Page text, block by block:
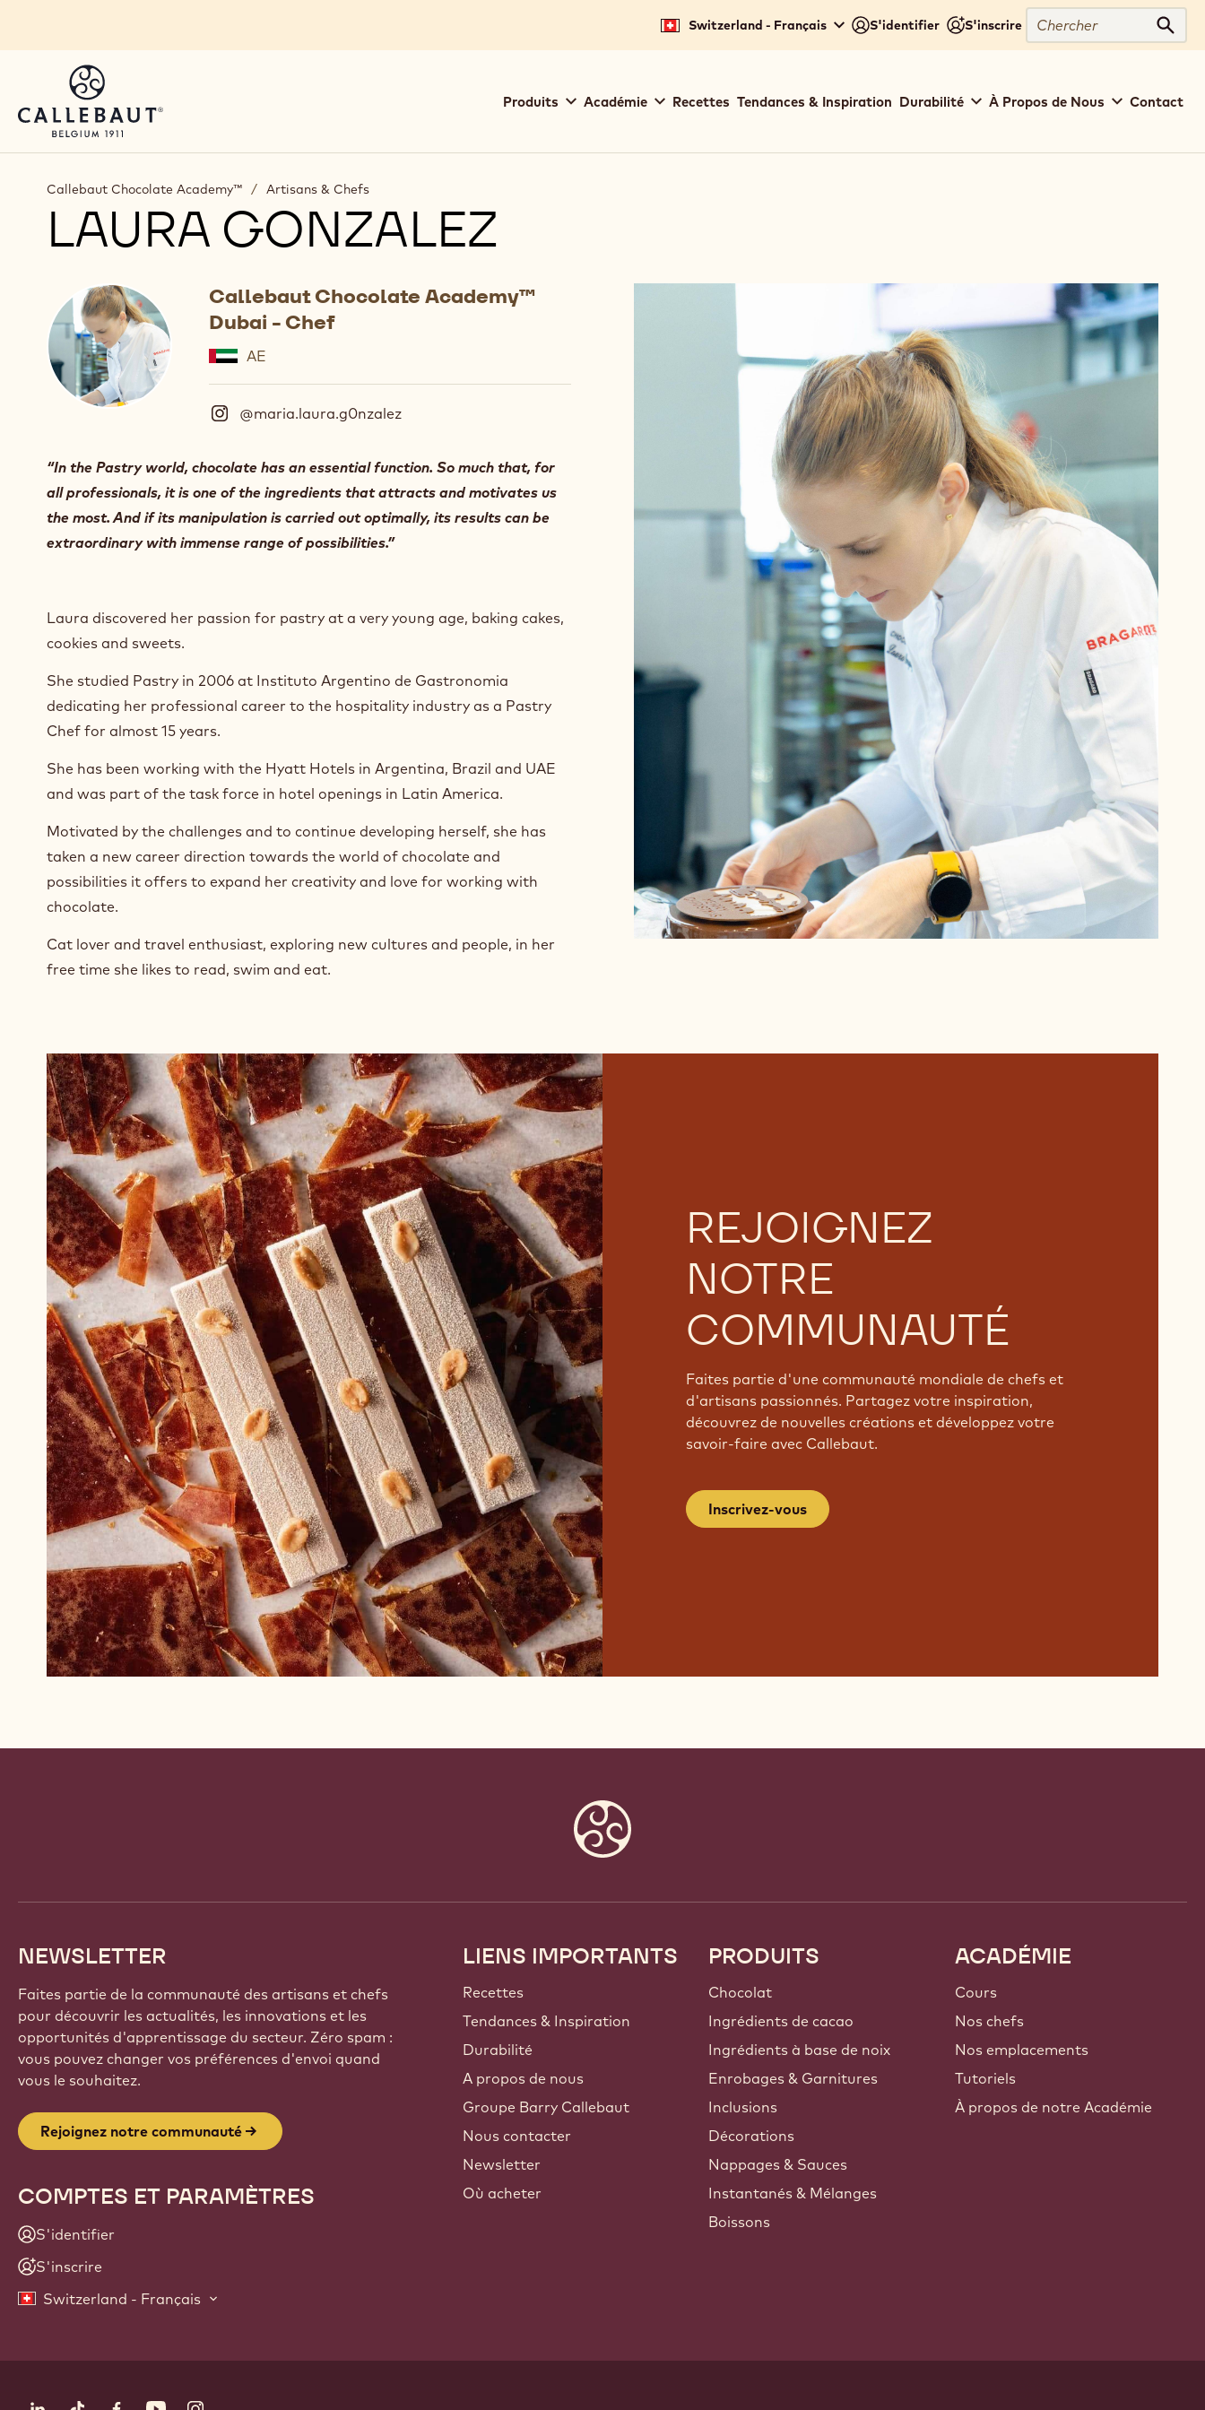
Switzerland - Français S'identifier S'inscrire
Chercher
navigation
Produits Académie Recettes Tendances & Inspiration Durabilité À Propos de Nous Contact
Callebaut Chocolate Academy™ / Artisans & Chefs
LAURA GONZALEZ
Callebaut Chocolate Academy™
Dubai - Chef
AE
@maria.laura.g0nzalez(
s
t
a
e
n
n
a
e
w
w
i
o
“In the Pastry world, chocolate has an essential function. So much that, for
all professionals, it is one of the ingredients that attracts and motivates us
the most. And if its manipulation is carried out optimally, its results can be
extraordinary with immense range of possibilities.”
Laura discovered her passion for pastry at a very young age, baking cakes,
cookies and sweets.
She studied Pastry in 2006 at Instituto Argentino de Gastronomia
dedicating her professional career to the hospitality industry as a Pastry
Chef for almost 15 years.
She has been working with the Hyatt Hotels in Argentina, Brazil and UAE
and was part of the task force in hotel openings in Latin America.
Motivated by the challenges and to continue developing herself, she has
taken a new career direction towards the world of chocolate and
possibilities it offers to expand her creativity and love for working with
chocolate.
Cat lover and travel enthusiast, exploring new cultures and people, in her
free time she likes to read, swim and eat.
REJOIGNEZ
NOTRE
COMMUNAUTÉ
Faites partie d'une communauté mondiale de chefs et
d'artisans passionnés. Partagez votre inspiration,
découvrez de nouvelles créations et développez votre
savoir-faire avec Callebaut.
Inscrivez-vous
NEWSLETTER
Faites partie de la communauté des artisans et chefs
pour découvrir les actualités, les innovations et les
opportunités d'apprentissage du secteur. Zéro spam :
vous pouvez changer vos préférences d'envoi quand
vous le souhaitez.
Rejoignez notre communauté
COMPTES ET PARAMÈTRES
S'identifier
S'inscrire
Switzerland - Français
Footer
Callebaut
LIENS IMPORTANTS
Recettes
Tendances & Inspiration
Durabilité
A propos de nous
Groupe Barry Callebaut
Nous contacter
Newsletter
Où acheter
PRODUITS
Chocolat
Ingrédients de cacao
Ingrédients à base de noix
Enrobages & Garnitures
Inclusions
Décorations
Nappages & Sauces
Instantanés & Mélanges
Boissons
ACADÉMIE
Cours
Nos chefs
Nos emplacements
Tutoriels
À propos de notre Académie
Suivez-nous